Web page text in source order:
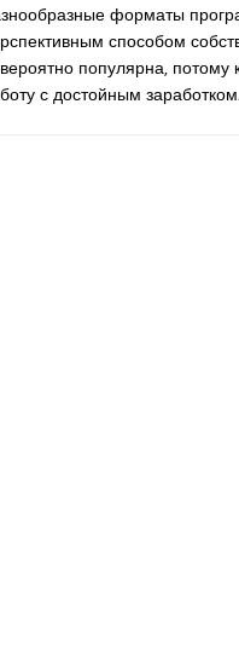
форматы
способом
популярна,
с достойным